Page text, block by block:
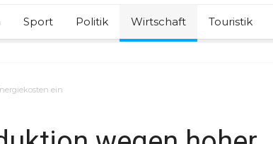
Sport Politik Wirtschaft Touristik
ein